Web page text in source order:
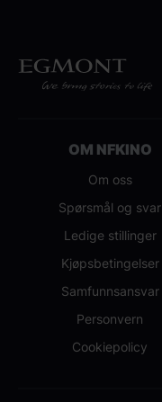
OM NFKINO
Om oss
Spørsmål og svar
Ledige stillinger
Kjøpsbetingelser
Samfunnsansvar
Personvern
Cookiepolicy